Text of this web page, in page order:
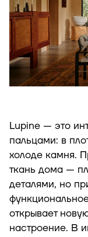
Lupine — это
пальцами: в
холоде камня.
ткань дома —
деталями, но
открывает
настроение. В